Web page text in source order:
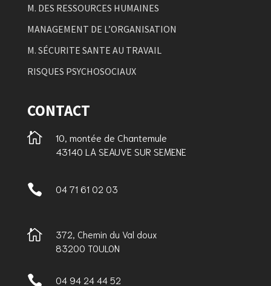
M. DES RESSOURCES HUMAINES
MANAGEMENT DE L’ORGANISATION
M. SÉCURITE SANTE AU TRAVAIL
RISQUES PSYCHOSOCIAUX
CONTACT

10, montée de Chantemule
43140 LA SEAUVE SUR SEMENE
 04 71 61 02 03

372, Chemin du Val doux
83200 TOULON
 04 94 24 44 52